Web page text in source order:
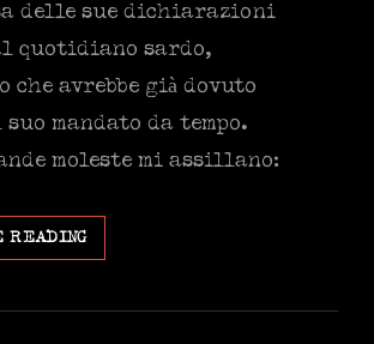
delle sue dichiarazioni
quotidiano sardo,
che avrebbe già dovuto
mandato da tempo.
moleste mi assillano:
READINGONOREVOLE
ANDREA
A